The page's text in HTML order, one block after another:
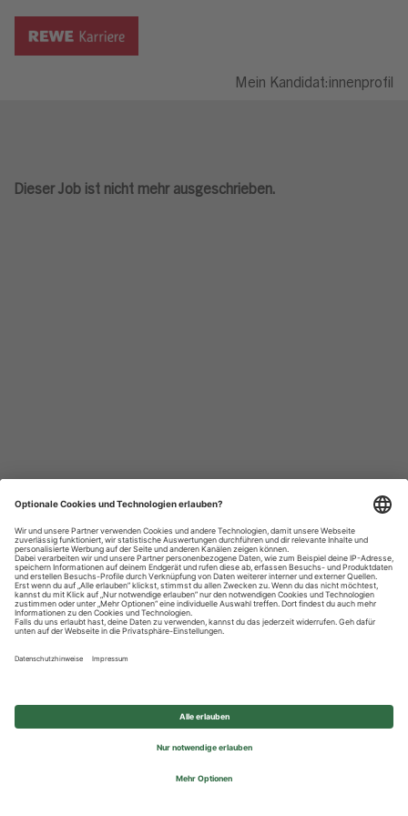
Mein Kandidat:innenprofil
Dieser Job ist nicht mehr ausgeschrieben.
Datenschutzhinweise
Impressum
Privatsphäre-Einstellungen
© 2026 REWE Group - All rights reserved